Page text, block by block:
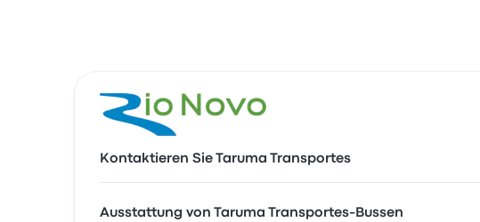
Kontaktieren Sie Taruma Transportes
Ausstattung von Taruma Transportes-Bussen